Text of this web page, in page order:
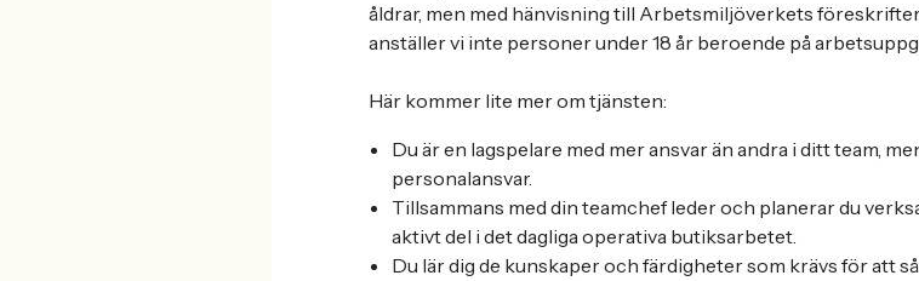
åldrar, men med hänvisning till Arbetsmiljöverkets
anställer vi inte personer under 18 år beroende på
Här kommer lite mer om tjänsten:
Du är en lagspelare med mer ansvar än andra i ditt team,
personalansvar.
Tillsammans med din teamchef leder och planerar du
aktivt del i det dagliga operativa butiksarbetet.
Du lär dig de kunskaper och färdigheter som krävs för att